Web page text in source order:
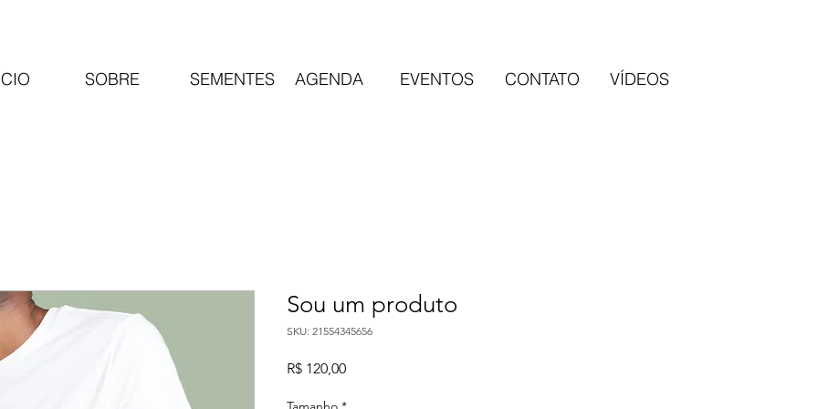
SOBRE SEMENTES AGENDA EVENTOS CONTATO VÍDEOS
Sou um produto
SKU: 21554345656
R$ 120,00Preço